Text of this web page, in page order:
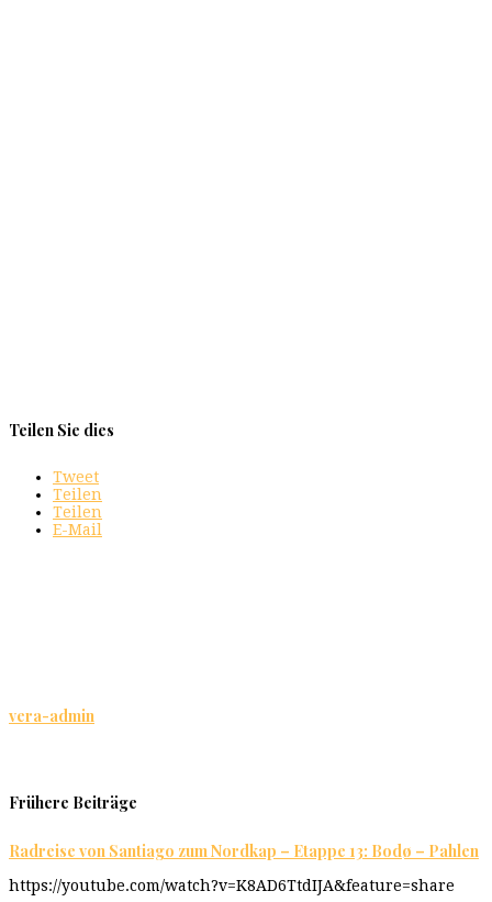
Teilen Sie dies
Tweet
Teilen
Teilen
E-Mail
vera-admin
Frühere Beiträge
Radreise von Santiago zum Nordkap – Etappe 13: Bodø – Pahlen
https://youtube.com/watch?v=K8AD6TtdIJA&feature=share